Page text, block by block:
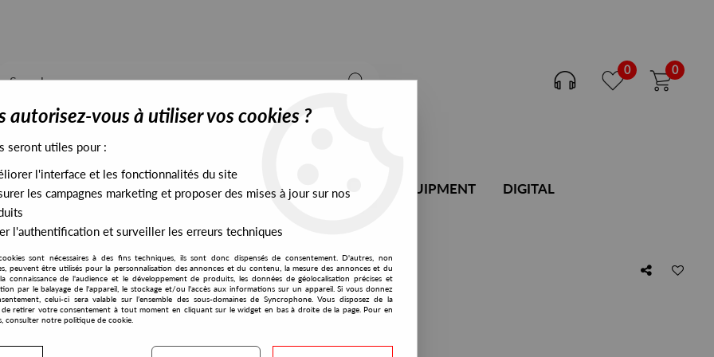
0 0
STOCK EXCLUSIVES PRESALES EXCLUSIVES DJ EQUIPMENT DIGITAL
- Mantis 02
Delsin
Natural/electronic.system.
Mantis 02
12,00 €incl. taxes
autorisez-vous à utiliser vos cookies ?
seront utiles pour :
l'interface et les fonctionnalités du site
les campagnes marketing et proposer des mises à jour sur nos
l'authentification et surveiller les erreurs techniques
sont nécessaires à des fins techniques, ils sont donc dispensés de consentement. D'autres, non
peuvent être utilisés pour la personnalisation des annonces et du contenu, la mesure des annonces et du
connaissance de l'audience et le développement de produits, les données de géolocalisation précises et
par le balayage de l'appareil, le stockage et/ou l'accès aux informations sur un appareil. Si vous donnez
celui-ci sera valable sur l’ensemble des sous-domaines de Syncrophone. Vous disposez de la
de retirer votre consentement à tout moment en cliquant sur le widget en bas à droite de la page. Pour en
consulter notre politique de cookie.